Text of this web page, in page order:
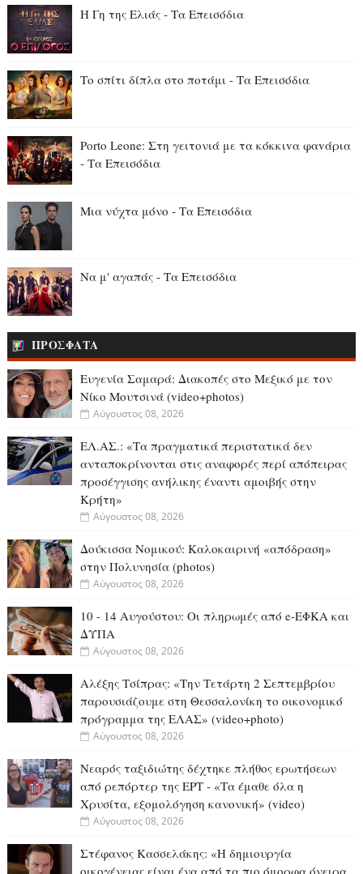
Η Γη της Ελιάς - Τα Επεισόδια
Το σπίτι δίπλα στο ποτάμι - Τα Επεισόδια
Porto Leone: Στη γειτονιά με τα κόκκιvα φαvάρια
- Τα Επεισόδια
Μια νύχτα μόνο - Τα Επεισόδια
Να μ' αγαπάς - Τα Επεισόδια
ΠΡΟΣΦΑΤΑ
Ευγενία Σαμαρά: Διακοπές στο Μεξικό με τον
Νίκο Μουτσινά (video+photos)
Αύγουστος 08, 2026
ΕΛ.ΑΣ.: «Τα πραγματικά περιστατικά δεν
ανταποκρίνονται στις αναφορές περί απόπειρας
προσέγγισης αvήλικης έναντι αμοιβής στην
Κρήτη»
Αύγουστος 08, 2026
Δούκισσα Νομικού: Καλοκαιρινή «απόδραση»
στην Πολυνησία (photos)
Αύγουστος 08, 2026
10 - 14 Αυγούστου: Οι πληρωμές από e-ΕΦΚΑ και
ΔΥΠΑ
Αύγουστος 08, 2026
Αλέξης Τσίπρας: «Την Τετάρτη 2 Σεπτεμβρίου
παρουσιάζουμε στη Θεσσαλονίκη το οικονομικό
πρόγραμμα της ΕΛΑΣ» (video+photo)
Αύγουστος 08, 2026
Νεαρός ταξιδιώτης δέχτηκε πλήθος ερωτήσεων
από ρεπόρτερ της ΕΡΤ - «Τα έμαθε όλα η
Χρυσίτα, εξομολόγηση κανονική» (video)
Αύγουστος 08, 2026
Στέφανος Κασσελάκης: «Η δημιουργία
οικογένειας είναι ένα από τα πιο όμορφα όνειρα